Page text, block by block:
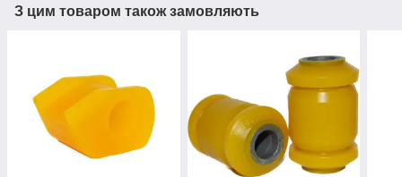
З цим товаром також замовляють